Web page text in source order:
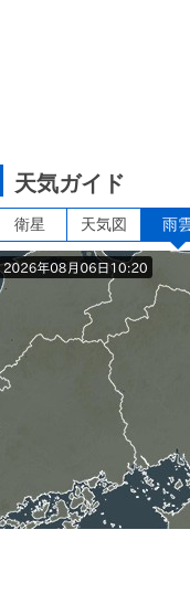
天気ガイド
衛星 天気図 雨